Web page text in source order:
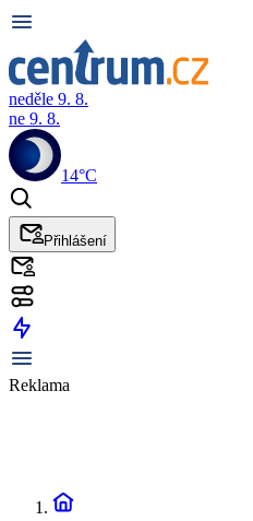
neděle 9. 8.
ne 9. 8.
14°C
Přihlášení
Reklama